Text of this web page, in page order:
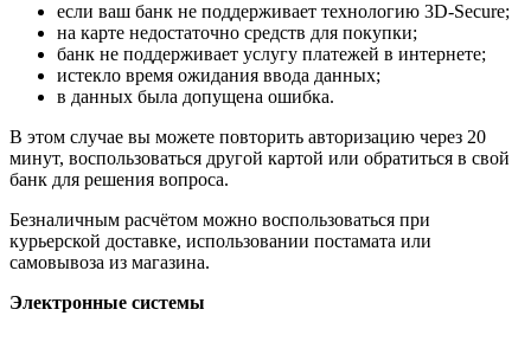
если ваш банк не поддерживает технологию 3D-Secure;
на карте недостаточно средств для покупки;
банк не поддерживает услугу платежей в интернете;
истекло время ожидания ввода данных;
в данных была допущена ошибка.
В этом случае вы можете повторить авторизацию через 20
минут, воспользоваться другой картой или обратиться в свой
банк для решения вопроса.
Безналичным расчётом можно воспользоваться при
курьерской доставке, использовании постамата или
самовывоза из магазина.
Электронные системы